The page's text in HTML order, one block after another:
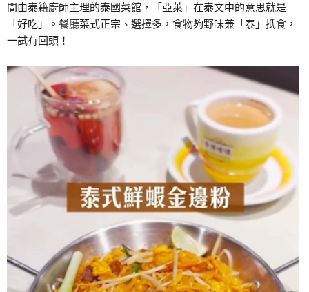
間由泰籍廚師主理的泰國菜館，「亞萊」在泰文中的意思就是
「好吃」。餐廳菜式正宗、選擇多，食物夠野味兼「泰」抵食，
一試有回頭！